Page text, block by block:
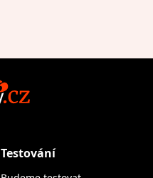
Testování